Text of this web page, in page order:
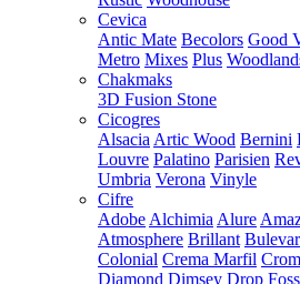
Cevica
Antic Mate Becolors Good
Metro Mixes Plus
Chakmaks
3D Fusion Stone
Cicogres
Alsacia Artic Wood Bernini
Louvre Palatino Parisien
Umbria Verona Vinyle
Cifre
Adobe Alchimia Alure
Atmosphere Brillant Bulevar
Colonial Crema Marfil
Diamond Dimsey Drop